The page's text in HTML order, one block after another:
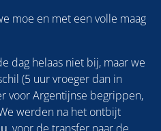
moe en met een volle maag
dag helaas niet bij, maar we
(5 uur vroeger dan in
voor Argentijnse begrippen,
werden na het ontbijt